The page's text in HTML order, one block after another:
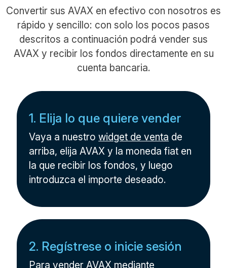
Convertir sus AVAX en efectivo con nosotros es
rápido y sencillo: con solo los pocos pasos
descritos a continuación podrá vender sus
AVAX y recibir los fondos directamente en su
cuenta bancaria.
1. Elija lo que quiere vender
Vaya a nuestrowidget de venta de
arriba, elija AVAX y la moneda fiat en
la que recibir los fondos, y luego
introduzca el importe deseado.
2. Regístrese o inicie sesión
Para vender AVAX mediante